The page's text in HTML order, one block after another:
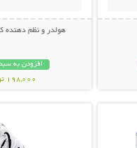
هولدر و نظم دهنده
افزودن به
198,000 تومان